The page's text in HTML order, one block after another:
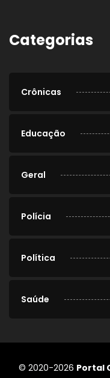
Categorias
Crônicas
Educação
Geral
Polícia
Política
Saúde
© 2020-2026 Portal